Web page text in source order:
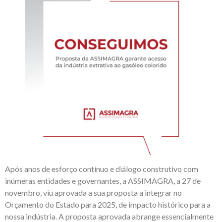
Após anos de esforço contínuo e diálogo construtivo com
inúmeras entidades e governantes, a ASSIMAGRA, a 27 de
novembro, viu aprovada a sua proposta a integrar no
Orçamento do Estado para 2025, de impacto histórico para a
nossa indústria. A proposta aprovada abrange essencialmente